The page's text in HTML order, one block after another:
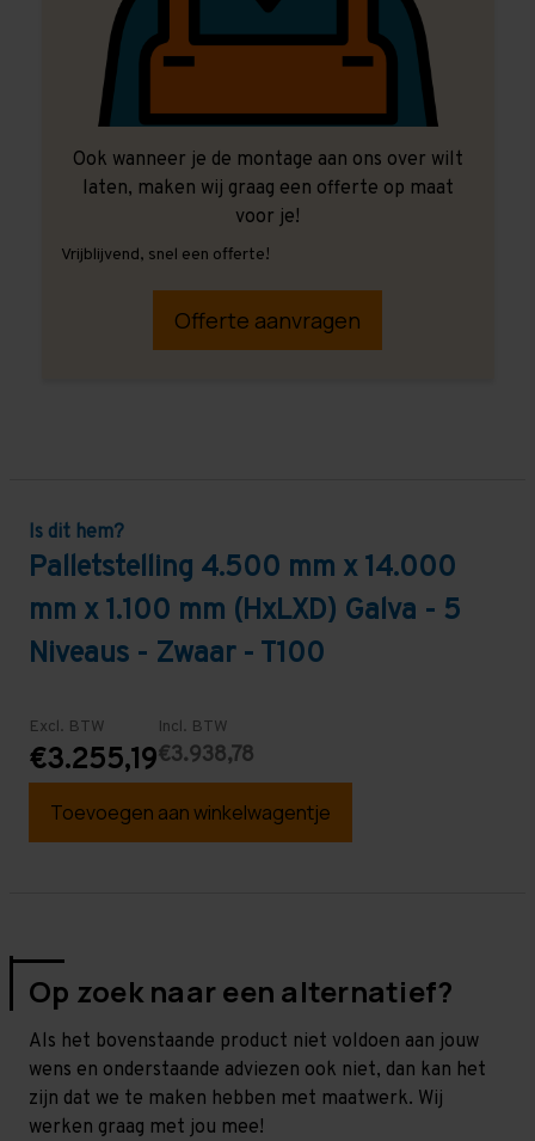
Ook wanneer je de montage aan ons over wilt
laten, maken wij graag een offerte op maat
voor je!
Vrijblijvend, snel een offerte!
Offerte aanvragen
Is dit hem?
Palletstelling 4.500 mm x 14.000
mm x 1.100 mm (HxLXD) Galva - 5
Niveaus - Zwaar - T100
Excl. BTW
€3.255,19
Incl. BTW
€3.938,78
Toevoegen aan winkelwagentje
Op zoek naar een alternatief?
Als het bovenstaande product niet voldoen aan jouw
wens en onderstaande adviezen ook niet, dan kan het
zijn dat we te maken hebben met maatwerk. Wij
werken graag met jou mee!